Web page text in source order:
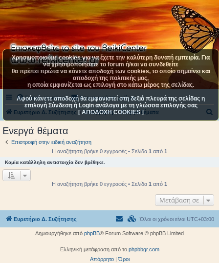
Συχνές ερωτήσεις Επικοινωνήστε μαζί μας
Ευρετήριο Δ. Συζήτησης Αναζήτηση Ενεργά θέματα
η
Ενεργά θέματα
Επιστροφή στην ειδική αναζήτηση
Η αναζήτηση βρήκε 0 εγγραφές • Σελίδα 1 από 1
Καμία κατάλληλη αντιστοιχία δεν βρέθηκε.
Η αναζήτηση βρήκε 0 εγγραφές • Σελίδα 1 από 1
Μετάβαση σε
Χρησιμοποιούμε cookies για να έχετε την καλύτερη δυνατή εμπειρία. Για
να χρησιμοποιήσετε το forum ή/και να συνδεθείτε
θα πρέπει πρώτα να κάνετε αποδοχή των cookies, το οποίο σημαίνει και
αποδοχή της πολιτικής μας,
η οποία εμφανίζεται ως επιλογή στο κάτω μέρος της σελίδας.
Αφού κάνετε αποδοχή θα εμφανιστεί στη δεξιά πλευρά της σελίδας η
επιλογή Σύνδεση ή Login ανάλογα με τη γλώσσα επιλογής σας
[ ΑΠΟΔΟΧΗ COOKIES ]
Ευρετήριο Δ. Συζήτησης Όλοι οι χρόνοι είναι UTC+03:00
Δημιουργήθηκε από phpBB® Forum Software © phpBB Limited
Ελληνική μετάφραση από το phpbbgr.com
Απόρρητο|Όροι